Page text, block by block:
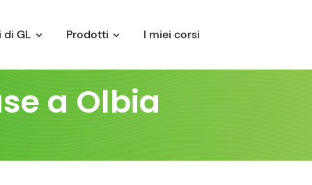
di GL Prodotti I miei corsi
a Olbia